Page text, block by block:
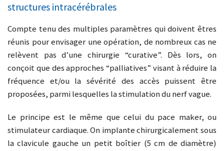
structures intracérébrales
Compte tenu des multiples paramètres qui doivent êtres
réunis pour envisager une opération, de nombreux cas ne
relèvent pas d’une chirurgie “curative”. Dès lors, on
conçoit que des approches “palliatives” visant à réduire la
fréquence et/ou la sévérité des accès puissent être
proposées, parmi lesquelles la stimulation du nerf vague.
Le principe est le même que celui du pace maker, ou
stimulateur cardiaque. On implante chirurgicalement sous
la clavicule gauche un petit boîtier (5 cm de diamètre)